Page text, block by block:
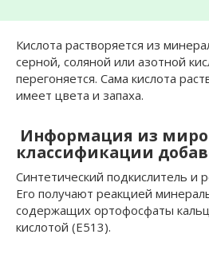
Кислота растворяется из
серной, соляной или азотной
перегоняется. Сама кислота
имеет цвета и запаха.
Информация из
классификации
Синтетический подкислитель и
Его получают реакцией
содержащих ортофосфаты
кислотой (Е513).